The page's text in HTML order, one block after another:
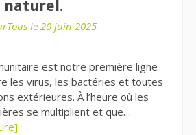
naturel.
le 20 juin 2025
est notre première ligne
les virus, les bactéries et toutes
extérieures. À l’heure où les
se multiplient et que…